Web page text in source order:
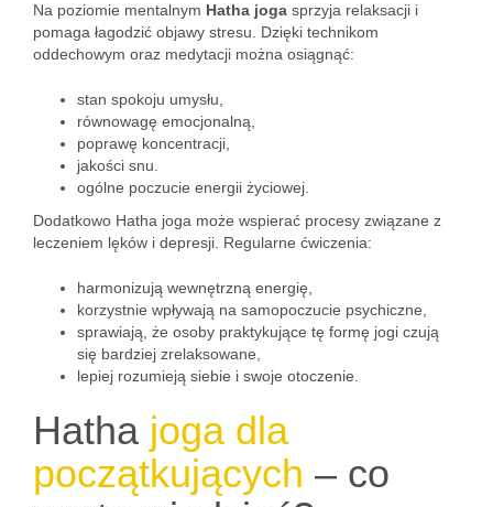
Na poziomie mentalnym Hatha joga sprzyja relaksacji i
pomaga łagodzić objawy stresu. Dzięki technikom
oddechowym oraz medytacji można osiągnąć:
stan spokoju umysłu,
równowagę emocjonalną,
poprawę koncentracji,
jakości snu.
ogólne poczucie energii życiowej.
Dodatkowo Hatha joga może wspierać procesy związane z
leczeniem lęków i depresji. Regularne ćwiczenia:
harmonizują wewnętrzną energię,
korzystnie wpływają na samopoczucie psychiczne,
sprawiają, że osoby praktykujące tę formę jogi czują
się bardziej zrelaksowane,
lepiej rozumieją siebie i swoje otoczenie.
Hatha joga dla
początkujących – co